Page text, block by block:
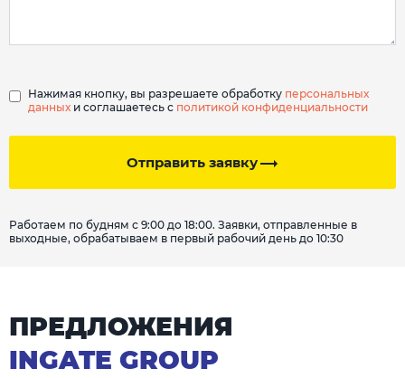
Отправить заявку
Нажимая кнопку, вы разрешаете обработку персональных
данных и соглашаетесь с политикой конфиденциальности
Работаем по будням с 9:00 до 18:00. Заявки, отправленные в
выходные, обрабатываем в первый рабочий день до 10:30
ПРЕДЛОЖЕНИЯ
INGATE GROUP